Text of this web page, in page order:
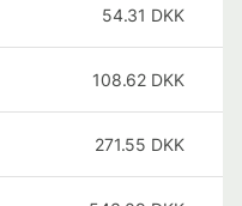
54.31 DKK
108.62 DKK
271.55 DKK